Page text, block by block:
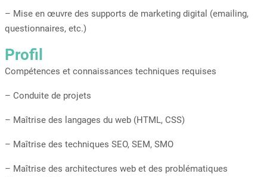
– Mise en œuvre des supports de marketing digital (emailing,
questionnaires, etc.)
Profil
Compétences et connaissances techniques requises
– Conduite de projets
– Maîtrise des langages du web (HTML, CSS)
– Maîtrise des techniques SEO, SEM, SMO
– Maîtrise des architectures web et des problématiques